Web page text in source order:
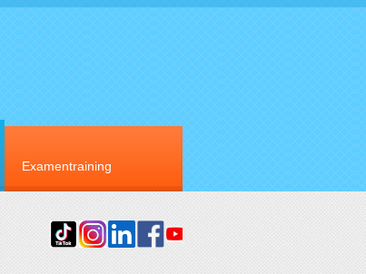
Examentraining